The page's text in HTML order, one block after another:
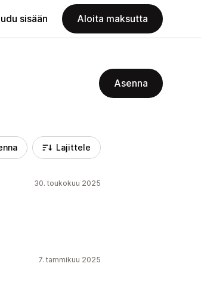
sisään Aloita maksutta
Asenna
Lajittele
30. toukokuu 2025
7. tammikuu 2025